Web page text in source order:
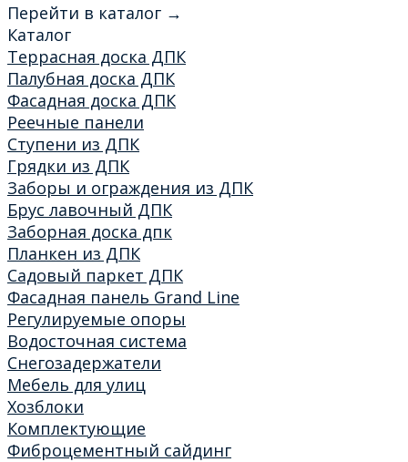
Перейти в каталог →
Каталог
Террасная доска ДПК
Палубная доска ДПК
Фасадная доска ДПК
Реечные панели
Ступени из ДПК
Грядки из ДПК
Заборы и ограждения из ДПК
Брус лавочный ДПК
Заборная доска дпк
Планкен из ДПК
Садовый паркет ДПК
Фасадная панель Grand Line
Регулируемые опоры
Водосточная система
Снегозадержатели
Мебель для улиц
Хозблоки
Комплектующие
Фиброцементный сайдинг